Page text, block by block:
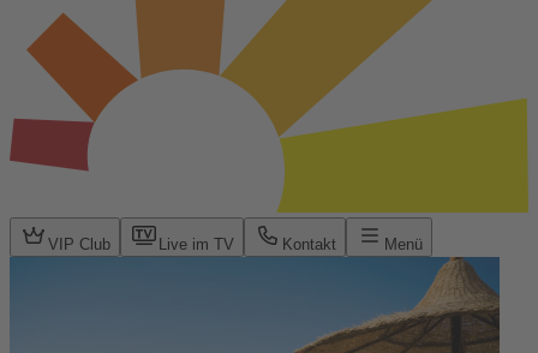
VIP Club Live im TV Kontakt Menü